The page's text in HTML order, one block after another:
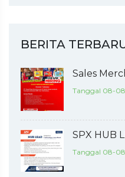
BERITA
Sales
Tanggal 08-
SPX HUB
Tanggal 08-